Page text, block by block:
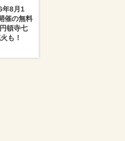
年8月1
催の無料
頓寺七
も！